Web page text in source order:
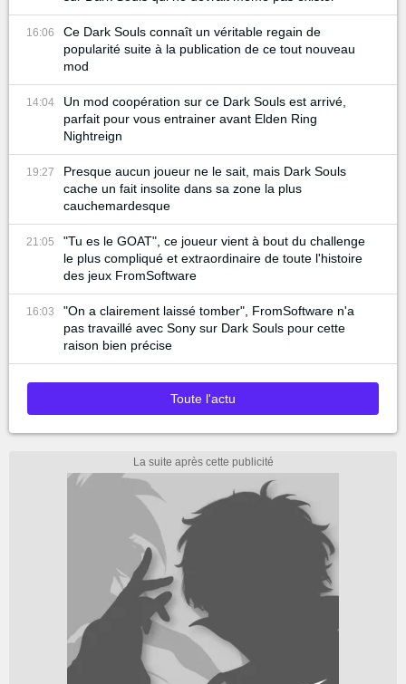
16:06
Ce Dark Souls connaît un véritable regain de
popularité suite à la publication de ce tout nouveau
mod
14:04
Un mod coopération sur ce Dark Souls est arrivé,
parfait pour vous entrainer avant Elden Ring
Nightreign
19:27
Presque aucun joueur ne le sait, mais Dark Souls
cache un fait insolite dans sa zone la plus
cauchemardesque
21:05
"Tu es le GOAT", ce joueur vient à bout du challenge
le plus compliqué et extraordinaire de toute l'histoire
des jeux FromSoftware
16:03
"On a clairement laissé tomber", FromSoftware n'a
pas travaillé avec Sony sur Dark Souls pour cette
raison bien précise
Toute l'actu